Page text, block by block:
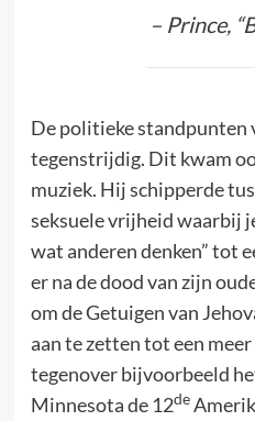
– Prince,
De politieke standpunten
tegenstrijdig. Dit kwam
muziek. Hij schipperde
seksuele vrijheid waarbij
wat anderen denken” tot
er na de dood van zijn
om de Getuigen van
aan te zetten tot een
tegenover bijvoorbeeld
Minnesota de 12de